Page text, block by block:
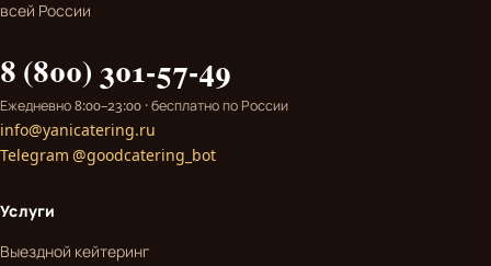
всей России
8 (800) 301-57-49
Ежедневно 8:00–23:00 · бесплатно по России
info@yanicatering.ru
Telegram @goodcatering_bot
Услуги
Выездной кейтеринг